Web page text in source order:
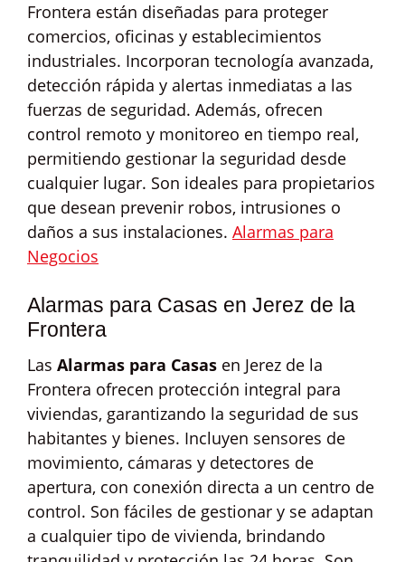
Frontera están diseñadas para proteger
comercios, oficinas y establecimientos
industriales. Incorporan tecnología avanzada,
detección rápida y alertas inmediatas a las
fuerzas de seguridad. Además, ofrecen
control remoto y monitoreo en tiempo real,
permitiendo gestionar la seguridad desde
cualquier lugar. Son ideales para propietarios
que desean prevenir robos, intrusiones o
daños a sus instalaciones. Alarmas para
Negocios
Alarmas para Casas en Jerez de la
Frontera
Las Alarmas para Casas en Jerez de la
Frontera ofrecen protección integral para
viviendas, garantizando la seguridad de sus
habitantes y bienes. Incluyen sensores de
movimiento, cámaras y detectores de
apertura, con conexión directa a un centro de
control. Son fáciles de gestionar y se adaptan
a cualquier tipo de vivienda, brindando